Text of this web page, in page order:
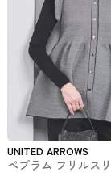
UNITED ARROWS
ペプラム フリルス